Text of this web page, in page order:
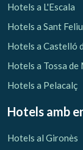
Hotels a L'Escala
Hotels a Sant
Hotels a Castelló
Hotels a Tossa de
Hotels a Pelacalç
Hotels amb
Hotels al Gironès